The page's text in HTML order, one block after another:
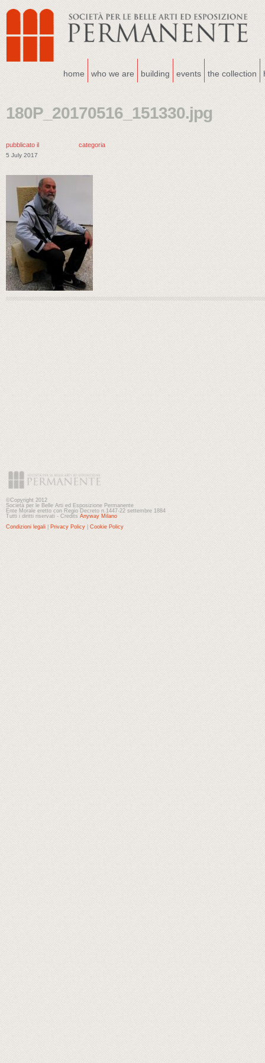
home who we are building events the collection
180P_20170516_151330.jpg
pubblicato il
5 July 2017
categoria
©Copyright 2012
Società per le Belle Arti ed Esposizione Permanente
Ente Morale eretto con Regio Decreto n.1447-22 settembre 1884
Tutti i diritti riservati - Credits Anyway Milano
Condizioni legali
Privacy Policy Cookie Policy